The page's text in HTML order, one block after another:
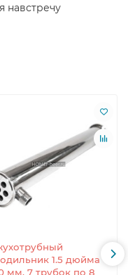
навстречу
1.5 дюйма
мм, 7 трубок по 8